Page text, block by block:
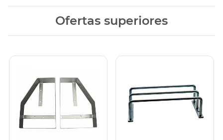
Ofertas superiores